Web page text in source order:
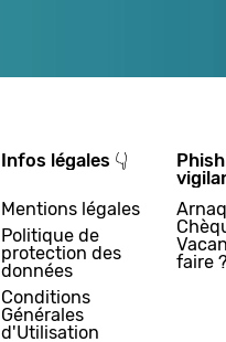
Infos légales 👇
Mentions légales
Politique de
protection des
données
Conditions
Générales
d'Utilisation
faire